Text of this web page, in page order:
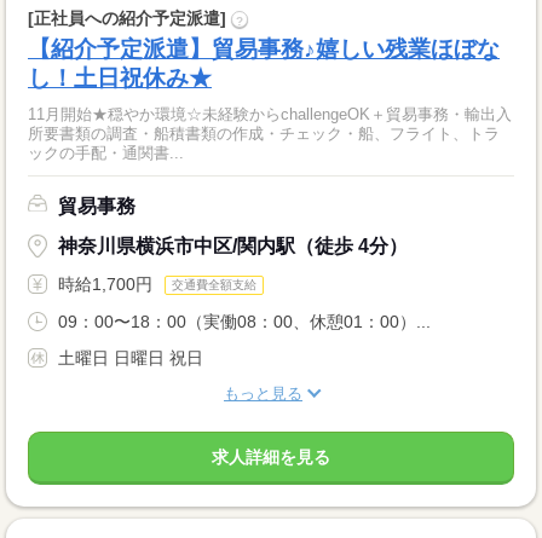
[正社員への紹介予定派遣] ?
【紹介予定派遣】貿易事務♪嬉しい残業ほぼな
し！土日祝休み★
11月開始★穏やか環境☆未経験からchallengeOK＋貿易事務・輸出入
所要書類の調査・船積書類の作成・チェック・船、フライト、トラ
ックの手配・通関書...
貿易事務
神奈川県横浜市中区/関内駅（徒歩 4分）
時給1,700円 交通費全額支給
09：00〜18：00（実働08：00、休憩01：00）...
土曜日 日曜日 祝日
もっと見る
求人詳細を見る